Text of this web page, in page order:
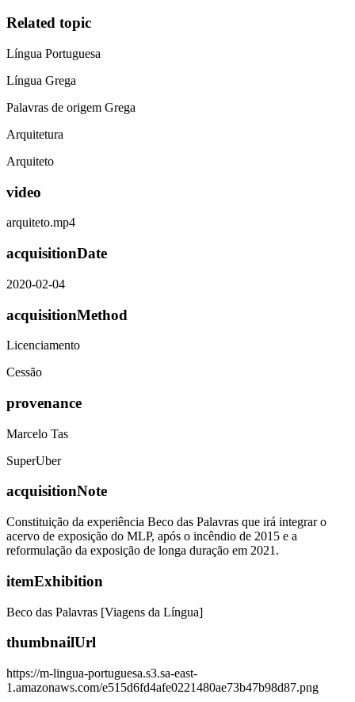
Related topic
Língua Portuguesa
Língua Grega
Palavras de origem Grega
Arquitetura
Arquiteto
video
arquiteto.mp4
acquisitionDate
2020-02-04
acquisitionMethod
Licenciamento
Cessão
provenance
Marcelo Tas
SuperUber
acquisitionNote
Constituição da experiência Beco das Palavras que irá integrar o
acervo de exposição do MLP, após o incêndio de 2015 e a
reformulação da exposição de longa duração em 2021.
itemExhibition
Beco das Palavras [Viagens da Língua]
thumbnailUrl
https://m-lingua-portuguesa.s3.sa-east-
1.amazonaws.com/e515d6fd4afe0221480ae73b47b98d87.png